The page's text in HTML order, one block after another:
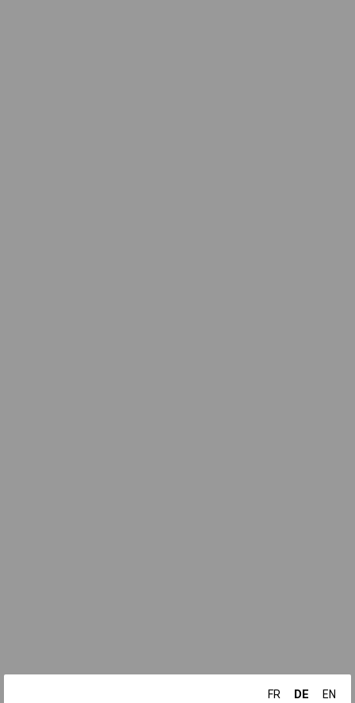
FR DE
EN